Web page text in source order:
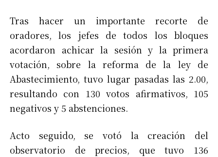
Tras hacer un importante recorte de
oradores, los jefes de todos los bloques
acordaron achicar la sesión y la primera
votación, sobre la reforma de la ley de
Abastecimiento, tuvo lugar pasadas las 2.00,
resultando con 130 votos afirmativos, 105
negativos y 5 abstenciones.
Acto seguido, se votó la creación del
observatorio de precios, que tuvo 136